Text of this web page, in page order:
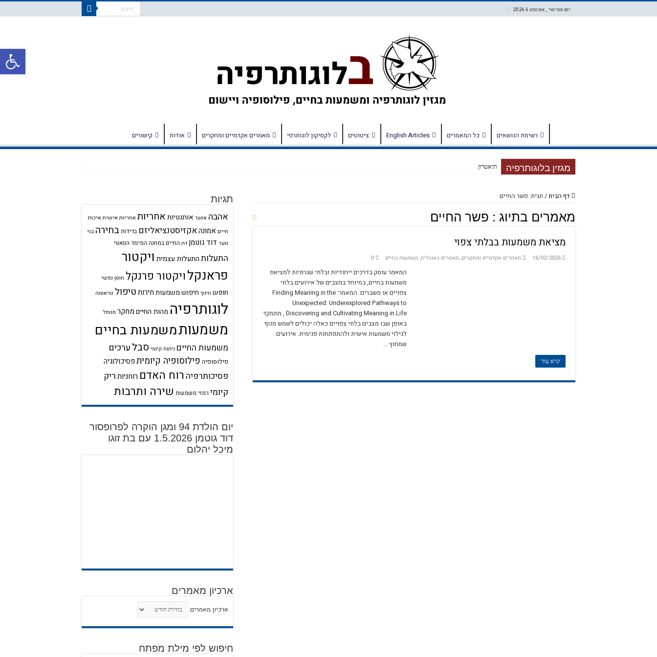
יום חמישי , אוגוסט 6 2026
רשימת הנושאים כל המאמרים English Articles ציטוטים לקסיקון לוגותרפי מאמרים אקדמיים ומחקרים אודות קישורים
מגזין בלוגותרפיה תיאטרון הכרכרה, אומנות מחולל
דף הבית/ תגית: פשר החיים
מאמרים בתיוג : פשר החיים
מציאת משמעות בבלתי צפוי
16/02/2026 מאמרים אקדמיים ומחקרים, מאמרים באנגלית, משמעות בחיים 0
המאמר עוסק בדרכים ייחודיות ובלתי שגרתיות למציאת
משמעות בחיים, במיוחד במצבים של אירועים בלתי
צפויים או משברים. המאמר: Finding Meaning in the
Unexpected: Underexplored Pathways to
Discovering and Cultivating Meaning in Life , מתמקד
באופן שבו מצבים בלתי צפויים כאלה יכולים לשמש מנוף
לגילוי משמעות אישית ולהתפתחות פנימית. אירועים
שמחוץ …
קרא עוד
תגיות
אהבה אושר אותנטיותאחריותאחריות אישיתאיכות
חיים אמונהאקזיסטנציאליזם בדידותבחירה בני
נוער דוד גוטמן דת החיים במחנה המימד הנואטי
התעלותהתעלות עצמית ויקטור
פראנקלויקטור פרנקל חוסן נפשי
חופש חינוך חיפוש משמעותחירותטיפול טראומה
לוגותרפיה מהות החייםמחקר מטפל
משמעותמשמעות בחיים
משמעות החיים ניתוח קיומי סבלערכים
פילוסופיה פילוסופיה קיומיתפסיכולוגיה
פסיכותרפיה רוח האדם רוחניותריק
קיומי רמזי משמעות שירה ותרבות
יום הולדת 94 ומגן הוקרה לפרופסור
דוד גוטמן 1.5.2026 עם בת זוגו
מיכל יהלום
ארכיון מאמרים
ארכיון מאמרים
חיפוש לפי מילת מפתח